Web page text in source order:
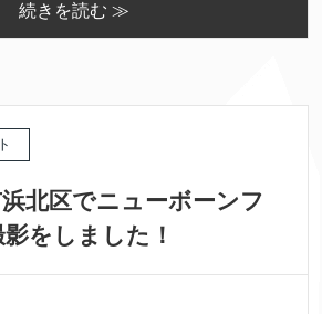
続きを読む ≫
北区でニューボーンフ
をしました！